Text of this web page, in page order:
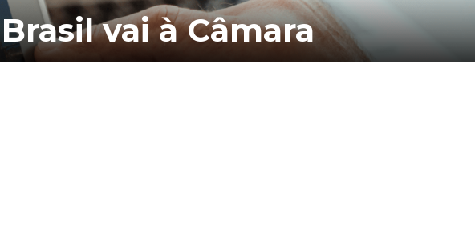
vai à Câmara